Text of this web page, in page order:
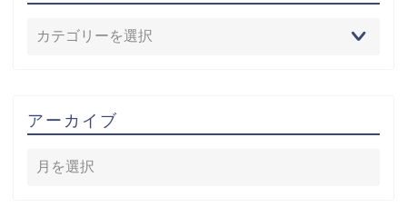
アーカイブ